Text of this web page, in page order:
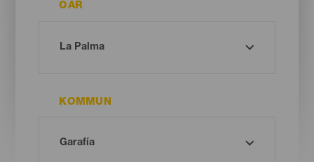
ÖAR
KOMMUN